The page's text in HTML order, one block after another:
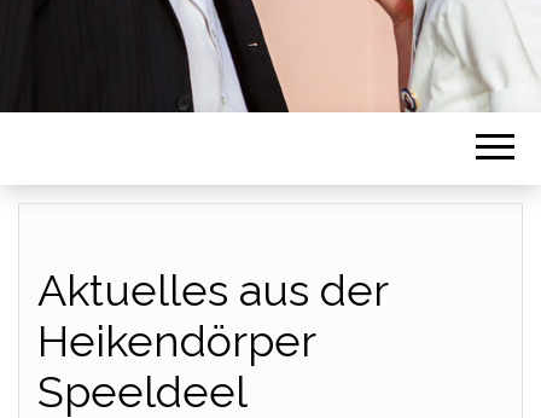
Aktuelles aus der
Heikendörper
Speeldeel